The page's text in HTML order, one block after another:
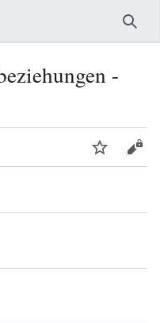
-